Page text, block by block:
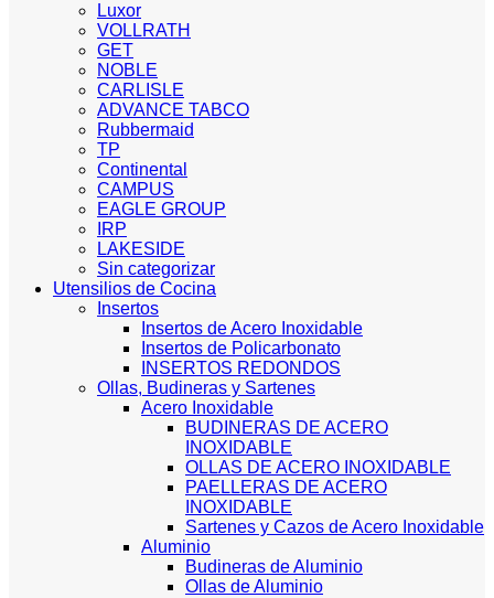
Luxor
VOLLRATH
GET
NOBLE
CARLISLE
ADVANCE TABCO
Rubbermaid
TP
Continental
CAMPUS
EAGLE GROUP
IRP
LAKESIDE
Sin categorizar
Utensilios de Cocina
Insertos
Insertos de Acero Inoxidable
Insertos de Policarbonato
INSERTOS REDONDOS
Ollas, Budineras y Sartenes
Acero Inoxidable
BUDINERAS DE ACERO
INOXIDABLE
OLLAS DE ACERO INOXIDABLE
PAELLERAS DE ACERO
INOXIDABLE
Sartenes y Cazos de Acero Inoxidable
Aluminio
Budineras de Aluminio
Ollas de Aluminio